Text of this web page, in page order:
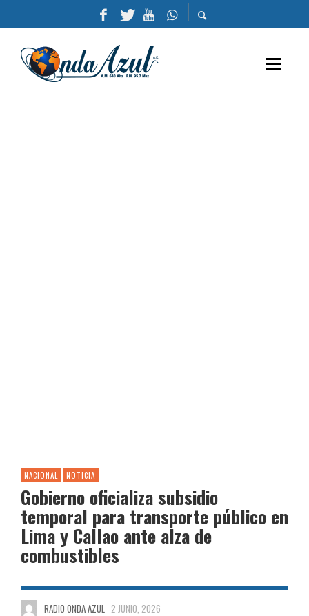
NACIONAL NOTICIA
Gobierno oficializa subsidio
temporal para transporte público en
Lima y Callao ante alza de
combustibles
RADIO ONDA AZUL 2 JUNIO, 2026